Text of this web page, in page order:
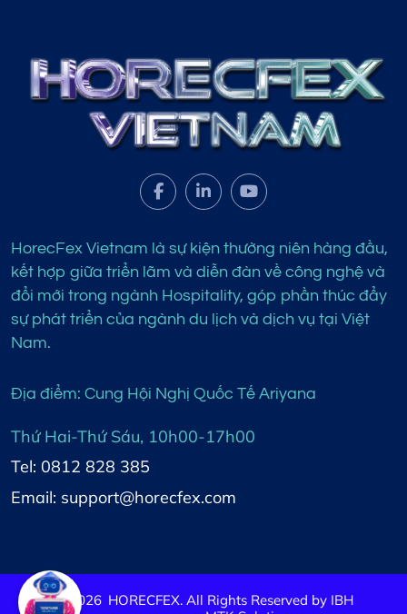
HorecFex Vietnam là sự kiện thường niên hàng đầu,
kết hợp giữa triển lãm và diễn đàn về công nghệ và
đổi mới trong ngành Hospitality, góp phần thúc đẩy
sự phát triển của ngành du lịch và dịch vụ tại Việt
Nam.
Địa điểm: Cung Hội Nghị Quốc Tế Ariyana
Thứ Hai-Thứ Sáu, 10h00-17h00
Tel: 0812 828 385
Email: support@horecfex.com
©2026 HORECFEX. All Rights Reserved by IBH